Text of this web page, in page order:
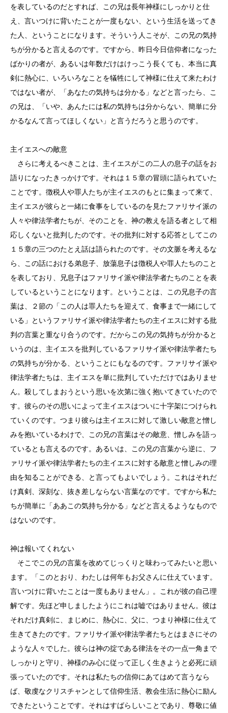
を表しているのだとすれば、この兄は長年神様にしっかりと仕
え、言いつけに背いたことが一度もない、という生活を送ってき
た人、ということになります。そういう人こそが、この兄の気持
ちが分かると言えるのです。ですから、昨日今日信仰者になった
ばかりの者が、あるいは年数だけはけっこう長くても、本当に真
剣に熱心に、いろいろなことを犠牲にして神様に仕えて来たわけ
ではない者が、「あなたの気持ちは分かる」などと言ったら、こ
の兄は、「いや、あんたには私の気持ちは分からない、簡単に分
かるなんて言ってほしくない」と言うだろうと思うのです。
主イエスへの敵意
さらに考えるべきことは、主イエスがこの二人の息子の話をお
語りになったきっかけです。それは１５章の冒頭に語られていた
ことです。徴税人や罪人たちが主イエスのもとに集まって来て、
主イエスが彼らと一緒に食事をしているのを見たファリサイ派の
人々や律法学者たちが、そのことを、神の教えを語る者として相
応しくないと批判したのです。その批判に対する応答としてこの
１５章の三つのたとえ話は語られたのです。その文脈を考えるな
ら、この話における弟息子、放蕩息子は徴税人や罪人たちのこと
を表しており、兄息子はファリサイ派や律法学者たちのことを表
しているということになります。ということは、この兄息子の言
葉は、２節の「この人は罪人たちを迎えて、食事まで一緒にして
いる」というファリサイ派や律法学者たちの主イエスに対する批
判の言葉と重なり合うのです。だからこの兄の気持ちが分かると
いうのは、主イエスを批判しているファリサイ派や律法学者たち
の気持ちが分かる、ということにもなるのです。ファリサイ派や
律法学者たちは、主イエスを単に批判していただけではありませ
ん。殺してしまおうという思いを次第に強く抱いてきていたので
す。彼らのその思いによって主イエスはついに十字架につけられ
ていくのです。つまり彼らは主イエスに対して激しい敵意と憎し
みを抱いているわけで、この兄の言葉はその敵意、憎しみを語っ
ているとも言えるのです。あるいは、この兄の言葉から逆に、フ
ァリサイ派や律法学者たちの主イエスに対する敵意と憎しみの理
由を知ることができる、と言ってもよいでしょう。これはそれだ
け真剣、深刻な、抜き差しならない言葉なのです。ですから私た
ちが簡単に「ああこの気持ち分かる」などと言えるようなもので
はないのです。
神は報いてくれない
そこでこの兄の言葉を改めてじっくりと味わってみたいと思い
ます。「このとおり、わたしは何年もお父さんに仕えています。
言いつけに背いたことは一度もありません」。これが彼の自己理
解です。先ほど申しましたようにこれは嘘ではありません。彼は
それだけ真剣に、まじめに、熱心に、父に、つまり神様に仕えて
生きてきたのです。ファリサイ派や律法学者たちとはまさにその
ような人々でした。彼らは神の掟である律法をその一点一角まで
しっかりと守り、神様のみ心に従って正しく生きようと必死に頑
張っていたのです。それは私たちの信仰にあてはめて言うなら
ば、敬虔なクリスチャンとして信仰生活、教会生活に熱心に励ん
できたということです。それはすばらしいことであり、尊敬に値